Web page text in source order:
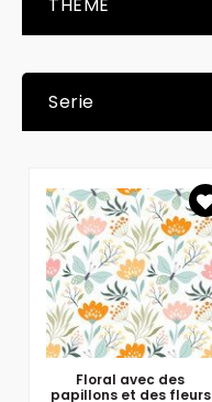
THÉME
Serie
Floral avec des
papillons et des fleurs